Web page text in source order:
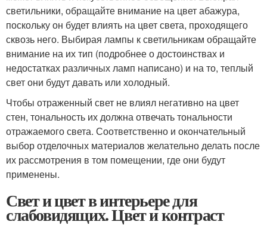
светильники, обращайте внимание на цвет абажура,
поскольку он будет влиять на цвет света, проходящего
сквозь него. Выбирая лампы к светильникам обращайте
внимание на их тип (подробнее о достоинствах и
недостатках различных ламп написано) и на то, теплый
свет они будут давать или холодный.
Чтобы отраженный свет не влиял негативно на цвет
стен, тональность их должна отвечать тональности
отражаемого света. Соответственно и окончательный
выбор отделочных материалов желательно делать после
их рассмотрения в том помещении, где они будут
применены.
Свет и цвет в интерьере для
слабовидящих. Цвет и контраст